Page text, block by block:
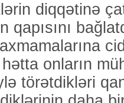
diqqətinə
qapısını
onların
törətdikləri